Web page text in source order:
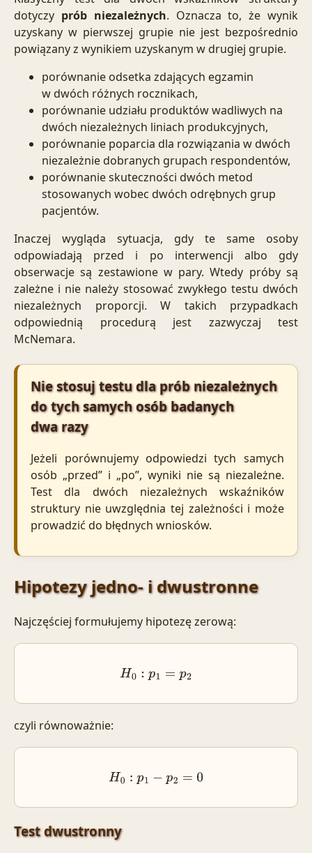
dotyczy prób niezależnych. Oznacza to, że wynik
uzyskany w pierwszej grupie nie jest bezpośrednio
powiązany z wynikiem uzyskanym w drugiej grupie.
porównanie odsetka zdających egzamin
w dwóch różnych rocznikach,
porównanie udziału produktów wadliwych na
dwóch niezależnych liniach produkcyjnych,
porównanie poparcia dla rozwiązania w dwóch
niezależnie dobranych grupach respondentów,
porównanie skuteczności dwóch metod
stosowanych wobec dwóch odrębnych grup
pacjentów.
Inaczej wygląda sytuacja, gdy te same osoby
odpowiadają przed i po interwencji albo gdy
obserwacje są zestawione w pary. Wtedy próby są
zależne i nie należy stosować zwykłego testu dwóch
niezależnych proporcji. W takich przypadkach
odpowiednią procedurą jest zazwyczaj test
McNemara.
Nie stosuj testu dla prób niezależnych
do tych samych osób badanych
dwa razy
Jeżeli porównujemy odpowiedzi tych samych
osób „przed” i „po”, wyniki nie są niezależne.
Test dla dwóch niezależnych wskaźników
struktury nie uwzględnia tej zależności i może
prowadzić do błędnych wniosków.
Hipotezy jedno- i dwustronne
Najczęściej formułujemy hipotezę zerową:
H 0 p1 =p 2
czyli równoważnie:
H 0:p 1− p2= 0
Test dwustronny